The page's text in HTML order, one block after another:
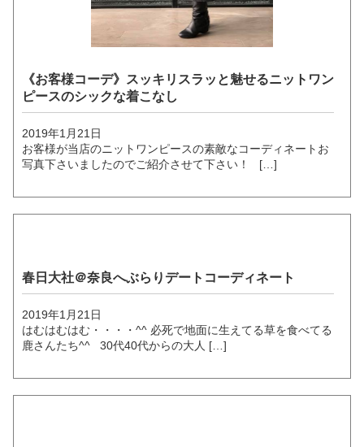
《お客様コーデ》スッキリスラッと魅せるニットワン
ピースのシックな着こなし
2019年1月21日
お客様が当店のニットワンピースの素敵なコーディネートお
写真下さいましたのでご紹介させて下さい！ […]
春日大社＠奈良へぶらりデートコーディネート
2019年1月21日
はむはむはむ・・・・^^ 必死で地面に生えてる草を食べてる
鹿さんたち^^ 30代40代からの大人 […]